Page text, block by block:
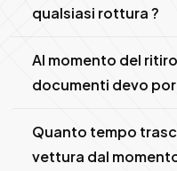
qualsiasi rottura ?
Al momento del
documenti devo
Quanto tempo
vettura dal